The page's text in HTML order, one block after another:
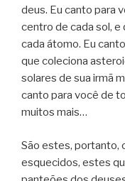
deus. Eu canto para
centro de cada sol,
cada átomo. Eu
que coleciona
solares de sua irmã
canto para você de
muitos mais…
São estes, portanto,
esquecidos, estes